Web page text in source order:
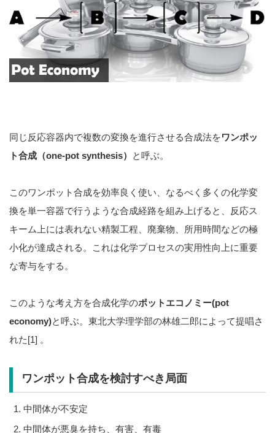
同じ反応容器内で複数の変換を進行させる合成法をワンポッ
ト合成（one-pot synthesis）
と呼ぶ。
このワンポット合成を効率良く使い、なるべく多くの化学変
換を単一容器で行うような合成経路を組み上げると、反応ス
キーム上には表れない精製工程、廃棄物、所用時間などの極
小化が達成される。これは化学プロセスの実用性向上に重要
な寄与をする。
このような考え方を合成化学のポットエコノミー(pot
economy)と呼ぶ。東北大学理学部の林雄二郎によって提唱さ
れた[1] 。
ワンポット合成を検討すべき局面
中間体が不安定
中間体が悪臭を持ち、有害、有毒